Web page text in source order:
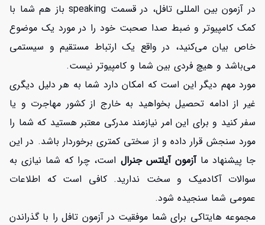
در آزمون بین المللی تافل، در قسمت speaking باز هم شما با
کمک کامپیوتر و ضبط صدا صحبت خود را در مورد یک موضوع
خاص بیان می‌کنید، در واقع یک ارتباط مستقیم و سیستمی
می‌باشد و هیچ فردی بین شما و کامپیوتر نیست.
مورد مهم دیگر این است که امکان دارد شما به هر دلیل دیگری
غیر از ادامه تحصیل بخواهید به خارج از کشور مهاجرت و یا
سفر کنید و برای این امر نیازمند مدرکی معتبر هستید که شما را
مورد سنجش قرار داده و از سختی کمتری برخوردار باشد. در این
جا پیشنهاد ماآزمون آیلتس جنرال است، چرا که شما نیازی به
سوالات آکادمیک و سخت ندارید. کافی است که اطلاعات
عمومی شما سنجیده شود.
مجموعه هایتاکی برای شما موفقیت در آزمون تافل را با گذراندن